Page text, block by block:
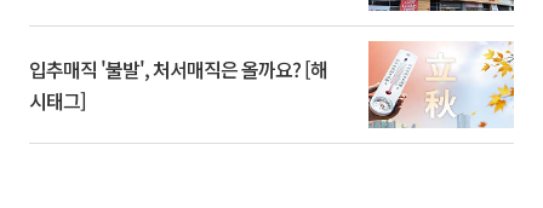
입추매직 '불발', 처서매직은 올까요? [해
시태그]